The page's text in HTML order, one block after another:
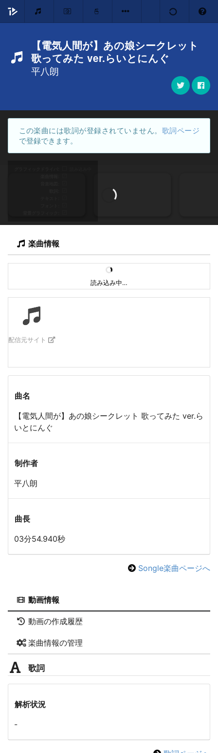
【電気人間が】あの娘シークレット
歌ってみた ver.らいとにんぐ
平八朗
この楽曲には歌詞が登録されていません。 歌詞ページ
で登録できます。
楽曲情報
読み込み中…
配信元サイト
曲名
【電気人間が】あの娘シークレット 歌ってみた ver.ら
いとにんぐ
制作者
平八朗
曲長
03分54.940秒
Songle楽曲ページへ
動画情報
動画の作成履歴
楽曲情報の管理
歌詞
解析状況
-